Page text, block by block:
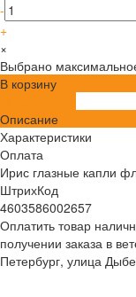
-
+
×
Выбрано
В корзину
Описание
Характеристики
Оплата
Ирис глазные капли
ШтрихКод
4603586002657
Оплатить товар
получении заказа в
Петербург, улица